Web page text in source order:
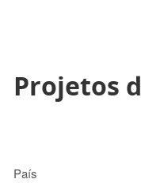
Projetos
País